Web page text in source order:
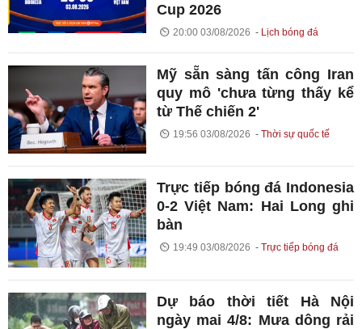
Cup 2026
20:00 03/08/2026 Lịch bóng đá
Mỹ sẵn sàng tấn công Iran
quy mô 'chưa từng thấy kể
từ Thế chiến 2'
19:56 03/08/2026 Thời sự quốc tế
Trực tiếp bóng đá Indonesia
0-2 Việt Nam: Hai Long ghi
bàn
19:49 03/08/2026 Trực tiếp bóng đá
Dự báo thời tiết Hà Nội
ngày mai 4/8: Mưa dông rải